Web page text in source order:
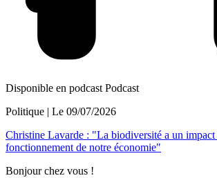
Disponible en podcast Podcast
Politique | Le 09/07/2026
Christine Lavarde : "La biodiversité a un
fonctionnement de notre économie"
Bonjour chez vous !